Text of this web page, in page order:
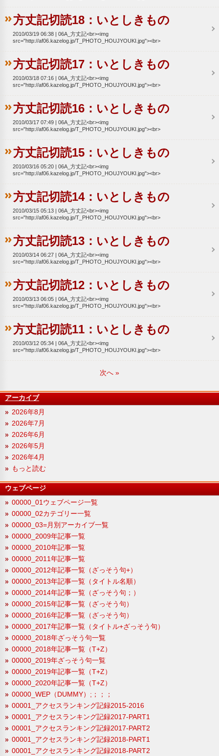
方丈記切読18：いとしきもの
2010/03/19 06:38
06A_方丈記<br><img
src="http://af06.kazelog.jp/T_PHOTO_HOUJYOUKI.jpg"><br>
方丈記切読17：いとしきもの
2010/03/18 07:16
06A_方丈記<br><img
src="http://af06.kazelog.jp/T_PHOTO_HOUJYOUKI.jpg"><br>
方丈記切読16：いとしきもの
2010/03/17 07:49
06A_方丈記<br><img
src="http://af06.kazelog.jp/T_PHOTO_HOUJYOUKI.jpg"><br>
方丈記切読15：いとしきもの
2010/03/16 05:20
06A_方丈記<br><img
src="http://af06.kazelog.jp/T_PHOTO_HOUJYOUKI.jpg"><br>
方丈記切読14：いとしきもの
2010/03/15 05:13
06A_方丈記<br><img
src="http://af06.kazelog.jp/T_PHOTO_HOUJYOUKI.jpg"><br>
方丈記切読13：いとしきもの
2010/03/14 06:27
06A_方丈記<br><img
src="http://af06.kazelog.jp/T_PHOTO_HOUJYOUKI.jpg"><br>
方丈記切読12：いとしきもの
2010/03/13 06:05
06A_方丈記<br><img
src="http://af06.kazelog.jp/T_PHOTO_HOUJYOUKI.jpg"><br>
方丈記切読11：いとしきもの
2010/03/12 05:34
06A_方丈記<br><img
src="http://af06.kazelog.jp/T_PHOTO_HOUJYOUKI.jpg"><br>
次へ »
アーカイブ
2026年8月
2026年7月
2026年6月
2026年5月
2026年4月
もっと読む
ウェブページ
00000_01ウェブページ一覧
00000_02カテゴリー一覧
00000_03=月別アーカイブ一覧
00000_2009年記事一覧
00000_2010年記事一覧
00000_2011年記事一覧
00000_2012年記事一覧（ざっそう句+）
00000_2013年記事一覧（タイトル名順）
00000_2014年記事一覧（ざっそう句；）
00000_2015年記事一覧（ざっそう句）
00000_2016年記事一覧（ざっそう句）
00000_2017年記事一覧（タイトル+ざっそう句）
00000_2018年ざっそう句一覧
00000_2018年記事一覧（T+Z）
00000_2019年ざっそう句一覧
00000_2019年記事一覧（T+Z）
00000_2020年記事一覧（T+Z）
00000_WEP（DUMMY）;；；；
00001_アクセスランキング記録2015-2016
00001_アクセスランキング記録2017-PART1
00001_アクセスランキング記録2017-PART2
00001_アクセスランキング記録2018-PART1
00001_アクセスランキング記録2018-PART2